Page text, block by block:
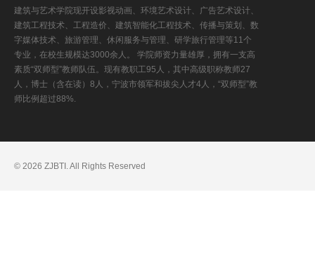
建筑与艺术学院现开设影视动画、环境艺术设计、广告艺术设计、
建筑工程技术、工程造价、建筑智能化工程技术、传播与策划、数
字媒体技术、旅游管理、休闲服务与管理、研学旅行管理等11个
专业，在校生规模达3000余人。 学院师资力量雄厚，拥有一支高
素质“双师型”教师队伍。现有教职工95人，其中高级职称教师27
人，博士（含在读）8人，宁波市领军和拔尖人才4人，“双师型”教
师比例超过88%.
© 2026 ZJBTI. All Rights Reserved